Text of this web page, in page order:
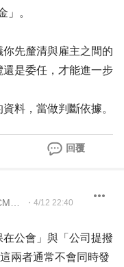
」。
先釐清與雇主之間的
是委任，才能進一步
料，當做判斷依據。
回覆
・ 4/12 22:40
公會」與「公司提撥
兩者通常不會同時發